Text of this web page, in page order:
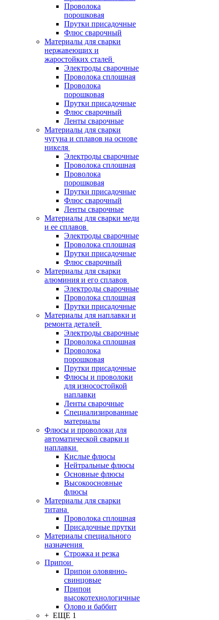
Проволока
порошковая
Прутки присадочные
Флюс сварочный
Материалы для сварки
нержавеющих и
жаростойких сталей
Электроды сварочные
Проволока сплошная
Проволока
порошковая
Прутки присадочные
Флюс сварочный
Ленты сварочные
Материалы для сварки
чугуна и сплавов на основе
никеля
Электроды сварочные
Проволока сплошная
Проволока
порошковая
Прутки присадочные
Флюс сварочный
Ленты сварочные
Материалы для сварки меди
и ее сплавов
Электроды сварочные
Проволока сплошная
Прутки присадочные
Флюс сварочный
Материалы для сварки
алюминия и его сплавов
Электроды сварочные
Проволока сплошная
Прутки присадочные
Материалы для наплавки и
ремонта деталей
Электроды сварочные
Проволока сплошная
Проволока
порошковая
Прутки присадочные
Флюсы и проволоки
для износостойкой
наплавки
Ленты сварочные
Специализированные
материалы
Флюсы и проволоки для
автоматической сварки и
наплавки
Кислые флюсы
Нейтральные флюсы
Основные флюсы
Высокоосновные
флюсы
Материалы для сварки
титана
Проволока сплошная
Присадочные прутки
Материалы специального
назначения
Строжка и резка
Припои
Припои оловянно-
свинцовые
Припои
высокотехнологичные
Олово и баббит
+ ЕЩЕ 1